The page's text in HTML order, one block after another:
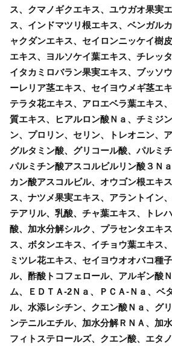
ス、クマノギクエキス、ユウガオ果実
ス、インドマツリ根エキス、ベンガル
ャクダンエキス、セイロンニッケイ樹
エキス、ヨルソケイ葉エキス、チレッ
イタカミロバラン果実エキス、ブッソ
ーレリア茎エキス、セイヨウメギ茎エ
テラタ花エキス、アロエベラ葉エキス
質エキス、ヒアルロン酸Ｎａ、チミジ
ン、プロリン、セリン、トレオニン、
グルタミン酸、グリコール酸、パルミ
パルミチン酸アスコルビルリン酸３Ｎ
カン酸アスコルビル、オウゴン根エキ
ス、ナツメ果実エキス、アラントイン
テアリル、乳酸、チャ葉エキス、トレ
酸、加水分解シルク、プラセンタエキ
ス、ボタンエキス、イチョウ葉エキス
ミツレ花エキス、セイヨウオオバコ種
ル、酢酸トコフェロール、アルギン酸
ム、ＥＤＴＡ-2Ｎａ、ＰＣＡ-Ｎａ、ベ
ル、水添レシチン、クエン酸Ｎａ、グ
ンテニルエチル、加水分解ＲＮＡ、加
フィトステロールズ、クエン酸、エタ